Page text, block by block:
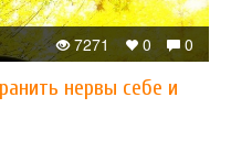
0
0
7271
нервы себе и